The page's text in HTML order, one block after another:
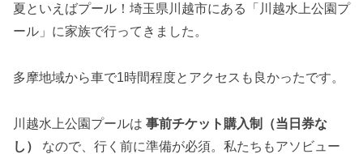
夏といえばプール！埼玉県川越市にある「川越水上公園プ
ール」に家族で行ってきました。
多摩地域から車で1時間程度とアクセスも良かったです。
川越水上公園プールは 事前チケット購入制（当日券な
し）
なので、行く前に準備が必須。私たちもアソビュー